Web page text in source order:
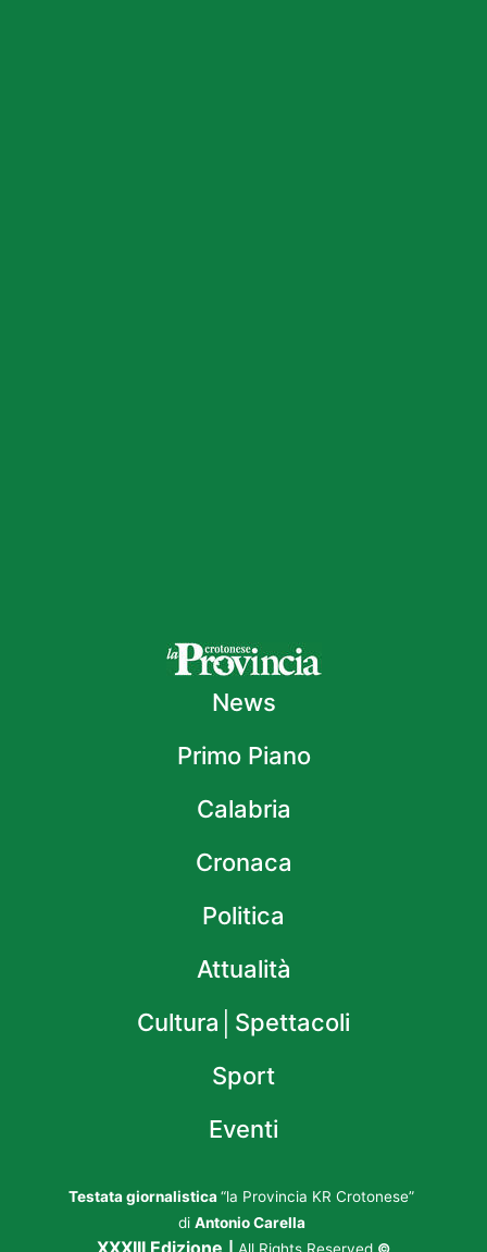
News
Primo Piano
Calabria
Cronaca
Politica
Attualità
Cultura│Spettacoli
Sport
Eventi
Testata giornalistica “la Provincia KR Crotonese”
di Antonio Carella
XXXIII Edizione All Rights Reserved ©